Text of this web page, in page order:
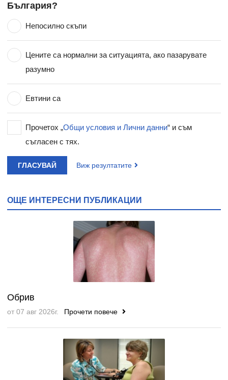
България?
Непосилно скъпи
Цените са нормални за ситуацията, ако пазарувате
разумно
Евтини са
Прочетох „Общи условия и Лични данни“ и съм
съгласен с тях.
ГЛАСУВАЙ Виж резултатите
ОЩЕ ИНТЕРЕСНИ ПУБЛИКАЦИИ
Обрив
от 07 авг 2026г. Прочети повече